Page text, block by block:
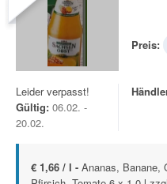
Preis:
Leider verpasst!
Gültig: 06.02. -
20.02.
€ 1,66 / l - Ananas, Banane,